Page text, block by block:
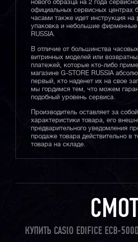
нового образца на 2 года
официальных сервисных центрах
часами также идет инструкция
упаковка и небольшие фирменные
RUSSIA.
В отличие от большинства
витринных моделей или
платежей, которые кто-либо
магазине G-STORE RUSSIA
первый, кто наденет их на свое
мы гордимся тем, что можем
подобный уровень сервиса.
Производитель оставляет за
характеристики товара, его
предварительного уведомления
продаже товара действительно в
товара на складе.
КУПИТЬ CASIO EDIFICE ECB-